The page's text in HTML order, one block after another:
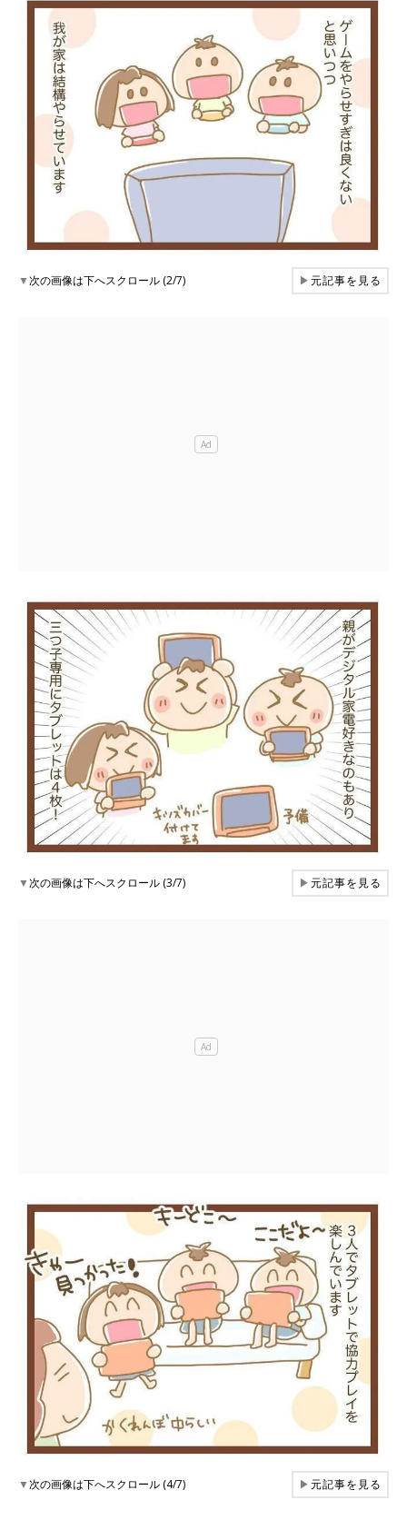
▼次の画像は下へスクロール (2/7) ▶元記事を見る
▼次の画像は下へスクロール (3/7) ▶元記事を見る
▼次の画像は下へスクロール (4/7) ▶元記事を見る